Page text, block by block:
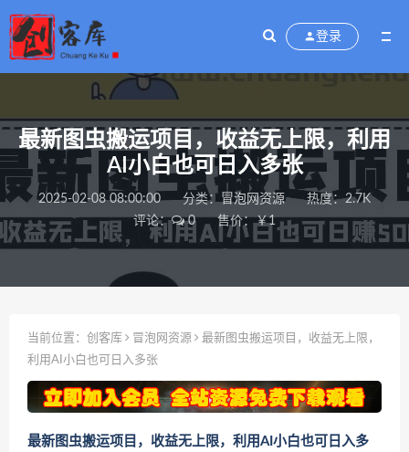
登录
最新图虫搬运项目，收益无上限，利用
AI小白也可日入多张
2025-02-08 08:00:00 分类：冒泡网资源
热度：2.7K
评论：
0 售价：￥1
当前位置： 创客库 冒泡网资源
最新图虫搬运项目，收益无上限，
利用AI小白也可日入多张
最新图虫搬运项目，收益无上限，利用AI小白也可日入多